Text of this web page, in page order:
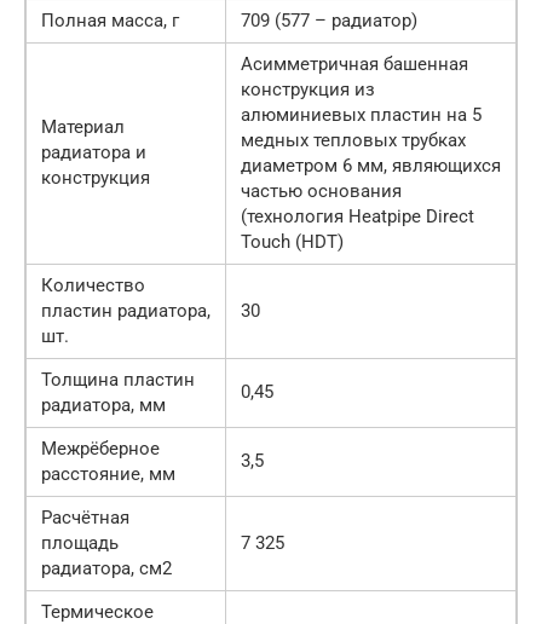
Полная масса, г
709 (577 – радиатор)
Материал
радиатора и
конструкция
Асимметричная башенная
конструкция из
алюминиевых пластин на 5
медных тепловых трубках
диаметром 6 мм, являющихся
частью основания
(технология Heatpipe Direct
Touch (HDT)
Количество
пластин радиатора,
шт.
30
Толщина пластин
радиатора, мм
0,45
Межрёберное
расстояние, мм
3,5
Расчётная
площадь
радиатора, см2
7 325
Термическое